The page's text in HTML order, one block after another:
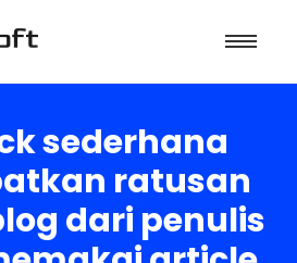
sederhana
ratusan
dari penulis